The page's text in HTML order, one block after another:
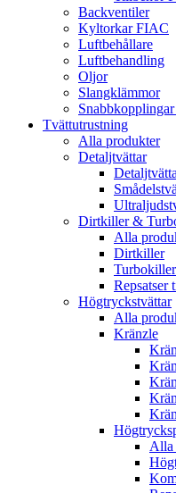
Backventiler
Kyltorkar FIAC
Luftbehållare
Luftbehandling
Oljor
Slangklämmor
Tvättutrustning
Alla produkter
Detaljtvättar
Dirtkiller &
Alla
Dirtkiller
Turbokiller
Högtryckstvättar
Alla
Kränzle
Alla